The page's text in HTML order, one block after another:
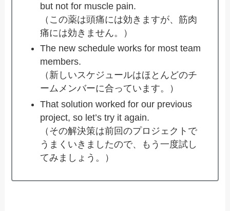
but not for muscle pain.
（この薬は頭痛には効きますが、筋肉
痛には効きません。）
The new schedule works for most team
members.
（新しいスケジュールはほとんどのチ
ームメンバーに合っています。）
That solution worked for our previous
project, so let’s try it again.
（その解決策は前回のプロジェクトで
うまくいきましたので、もう一度試し
てみましょう。）